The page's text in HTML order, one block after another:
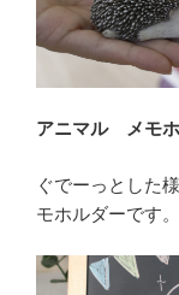
アニマル メモ
ぐでーっとした
モホルダーです。